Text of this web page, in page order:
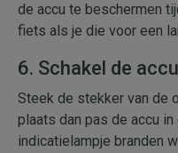
de accu te beschermen
fiets als je die voor een
6. Schakel de
Steek de stekker van de
plaats dan pas de accu
indicatielampje branden